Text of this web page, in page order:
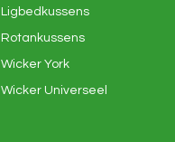
Ligbedkussens
Rotankussens
Wicker York
Wicker Universeel